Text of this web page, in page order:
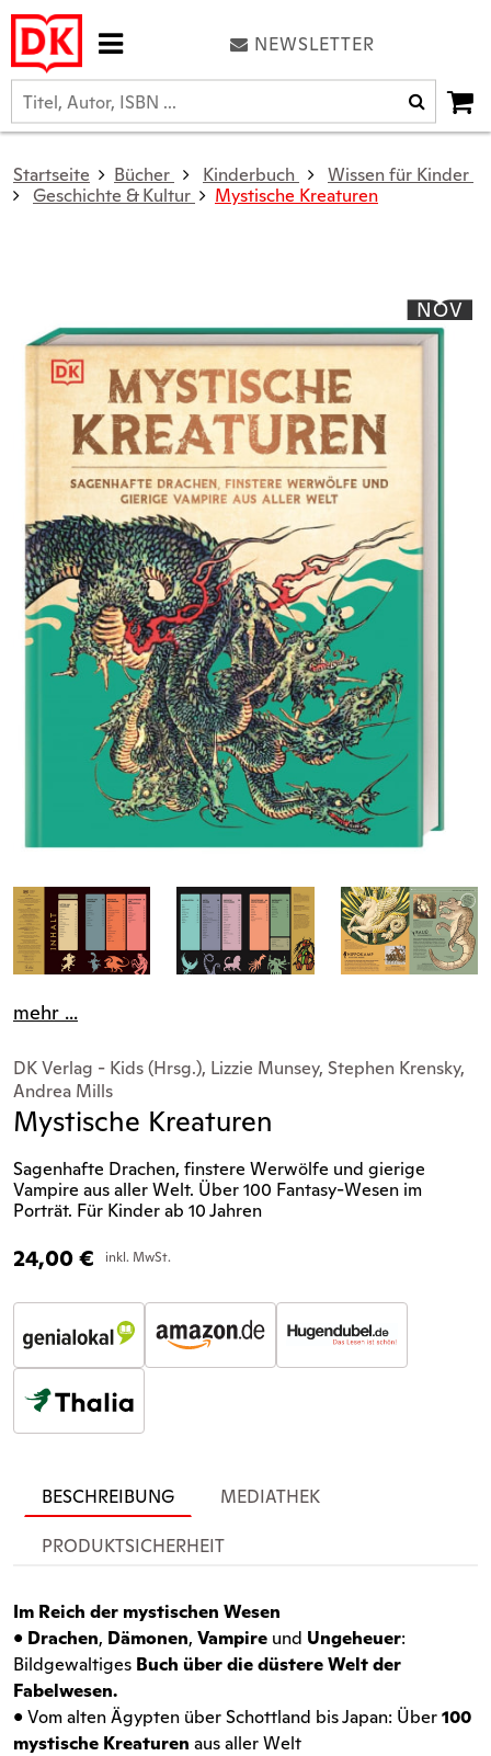
NEWSLETTER
Startseite Bücher Kinderbuch
Wissen für Kinder
Geschichte & Kultur
Mystische Kreaturen
NOV
mehr ...
DK Verlag - Kids (Hrsg.), Lizzie Munsey, Stephen Krensky,
Andrea Mills
Mystische Kreaturen
Sagenhafte Drachen, finstere Werwölfe und gierige
Vampire aus aller Welt. Über 100 Fantasy-Wesen im
Porträt. Für Kinder ab 10 Jahren
24,00€ inkl. MwSt.
BESCHREIBUNG MEDIATHEK
PRODUKTSICHERHEIT
Im Reich der mystischen Wesen
• Drachen, Dämonen, Vampire und Ungeheuer:
Bildgewaltiges Buch über die düstere Welt der
Fabelwesen.
• Vom alten Ägypten über Schottland bis Japan: Über100
mystische Kreaturen aus aller Welt